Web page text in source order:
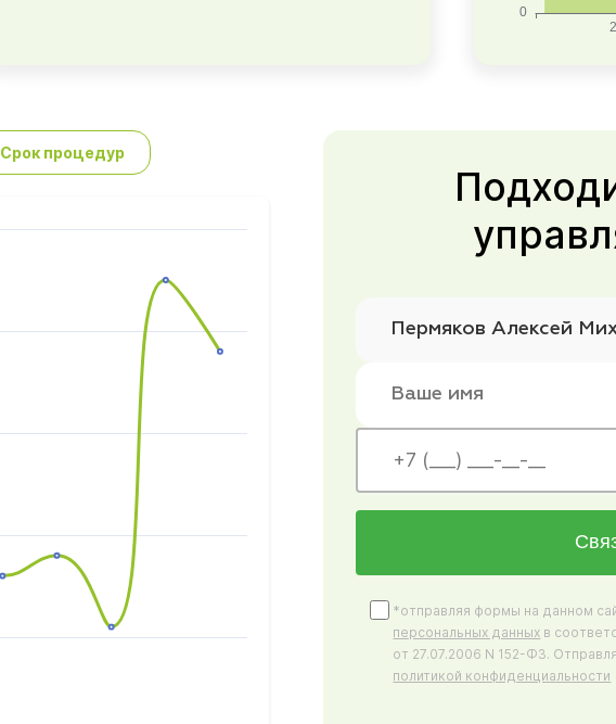
Срок процедур
*отправляя формы на данном
персональных данных в
от 27.07.2006 N 152-ФЗ.
политикой конфиденциальности